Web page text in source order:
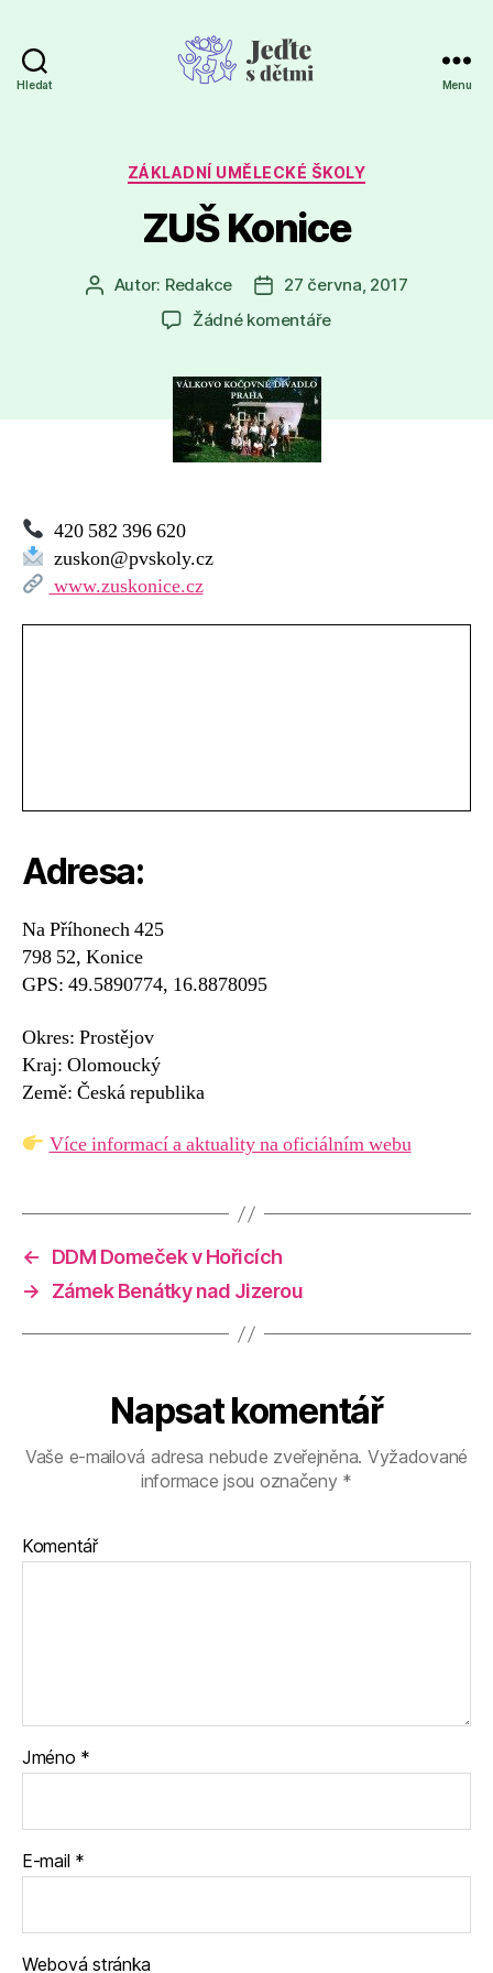
Hledat Menu
Rubriky
ZÁKLADNÍ UMĚLECKÉ ŠKOLY
ZUŠ Konice
Autor
příspěvku
Autor: Redakce
Datum
příspěvku
27 června, 2017
Žádné komentářeu
ZUŠ
420 582 396 620
zuskon@pvskoly.cz
www.zuskonice.cz
Adresa:
Na Příhonech 425
798 52, Konice
GPS: 49.5890774, 16.8878095
Okres: Prostějov
Kraj: Olomoucký
Země: Česká republika
Více informací a aktuality na oficiálním webu
←
DDM Domeček v Hořicích
→
Zámek Benátky nad Jizerou
Napsat komentář
Vaše e-mailová adresa nebude zveřejněna. Vyžadované
informace jsou označeny *
Komentář
Jméno *
E-mail *
Webová stránka